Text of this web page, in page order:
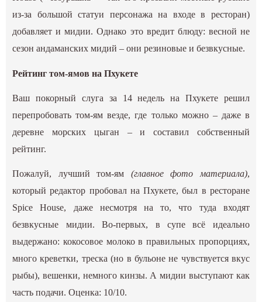
из-за большой статуи персонажа на входе в ресторан)
добавляет и мидии. Однако это вредит блюду: весной не
сезон андаманских мидий – они резиновые и безвкусные.
Рейтинг том-ямов на Пхукете
Ваш покорный слуга за 14 недель на Пхукете решил
перепробовать том-ям везде, где только можно – даже в
деревне морских цыган – и составил собственный
рейтинг.
Пожалуй, лучший том-ям (главное фото материала),
который редактор пробовал на Пхукете, был в ресторане
Spice House, даже несмотря на то, что туда входят
безвкусные мидии. Во-первых, в супе всё идеально
выдержано: кокосовое молоко в правильных пропорциях,
много креветки, треска (но в бульоне не чувствуется вкус
рыбы), вешенки, немного кинзы. А мидии выступают как
часть подачи. Оценка: 10/10.